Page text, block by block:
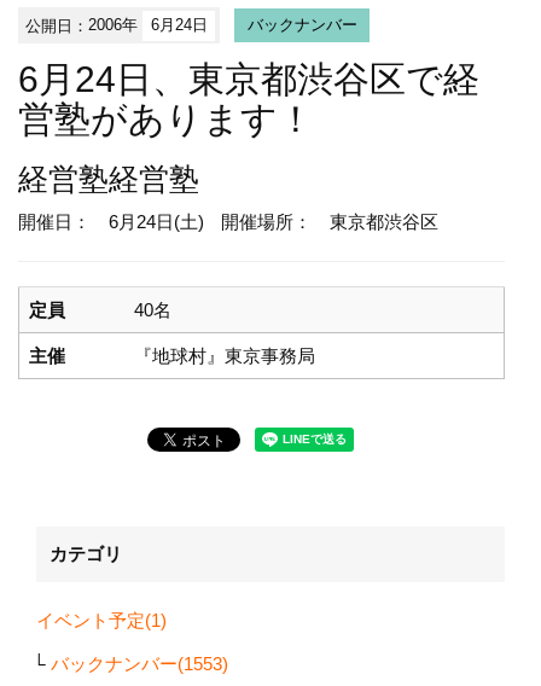
公開日：2006年 6月24日 バックナンバー
6月24日、東京都渋谷区で経
営塾があります！
経営塾経営塾
開催日： 6月24日(土) 開催場所： 東京都渋谷区
定員 40名
主催 『地球村』東京事務局
カテゴリ
イベント予定(1)
バックナンバー(1553)